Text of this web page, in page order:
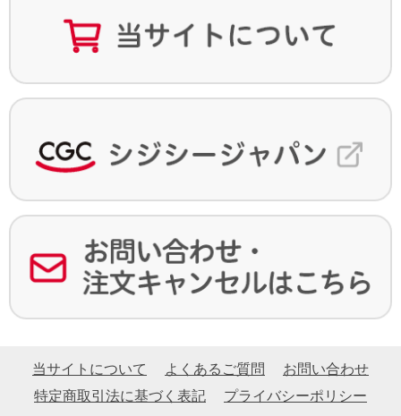
当サイトについて よくあるご質問
お問い合わせ
特定商取引法に基づく表記
プライバシーポリシー